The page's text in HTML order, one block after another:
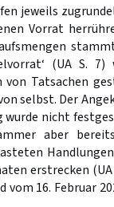
jeweils
Vorrat
(UA S. 7)
Tatsachen
selbst. Der
wurde nicht
aber
erstrecken (UA
vom 16. Februar